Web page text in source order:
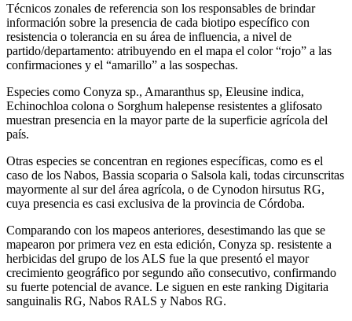
Técnicos zonales de referencia son los responsables de brindar
información sobre la presencia de cada biotipo específico con
resistencia o tolerancia en su área de influencia, a nivel de
partido/departamento: atribuyendo en el mapa el color “rojo” a las
confirmaciones y el “amarillo” a las sospechas.
Especies como Conyza sp., Amaranthus sp, Eleusine indica,
Echinochloa colona o Sorghum halepense resistentes a glifosato
muestran presencia en la mayor parte de la superficie agrícola del
país.
Otras especies se concentran en regiones específicas, como es el
caso de los Nabos, Bassia scoparia o Salsola kali, todas circunscritas
mayormente al sur del área agrícola, o de Cynodon hirsutus RG,
cuya presencia es casi exclusiva de la provincia de Córdoba.
Comparando con los mapeos anteriores, desestimando las que se
mapearon por primera vez en esta edición, Conyza sp. resistente a
herbicidas del grupo de los ALS fue la que presentó el mayor
crecimiento geográfico por segundo año consecutivo, confirmando
su fuerte potencial de avance. Le siguen en este ranking Digitaria
sanguinalis RG, Nabos RALS y Nabos RG.